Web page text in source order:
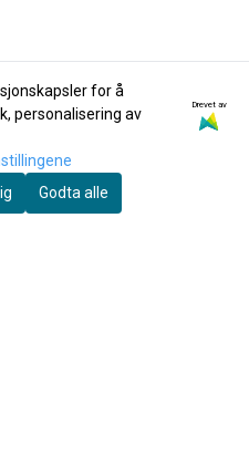
Westerngitar, sort
4.150,-
for å
personalisering av
Drevet av
Godta alle